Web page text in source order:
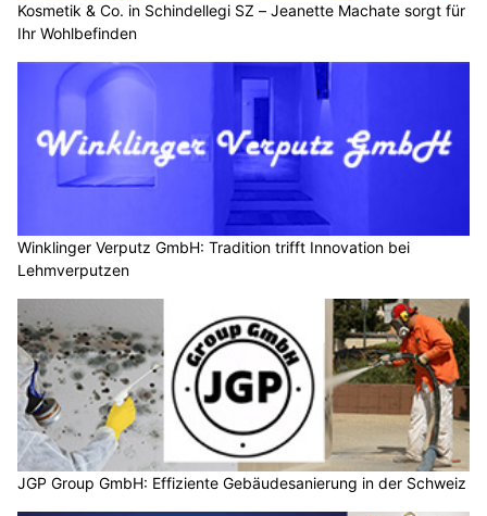
Kosmetik & Co. in Schindellegi SZ – Jeanette Machate sorgt für
Ihr Wohlbefinden
Winklinger Verputz GmbH: Tradition trifft Innovation bei
Lehmverputzen
JGP Group GmbH: Effiziente Gebäudesanierung in der Schweiz